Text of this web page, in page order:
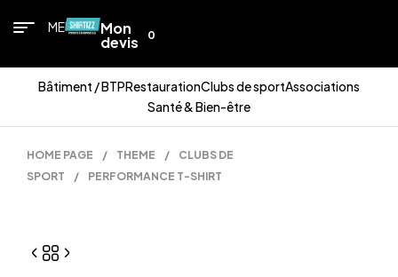
MENU Mon
devis 0
Bâtiment / BTPRestaurationClubs de sportAssociations
Santé & Bien-être
HOME PAGE / THEME /
CLUBS DE
SPORT
/ PERFORMANCE T-SHIRT